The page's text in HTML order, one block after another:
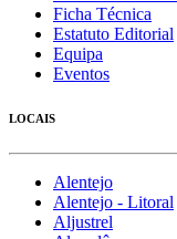
Ficha Técnica
Estatuto Editorial
Equipa
Eventos
LOCAIS
Alentejo
Alentejo - Litoral
Aljustrel